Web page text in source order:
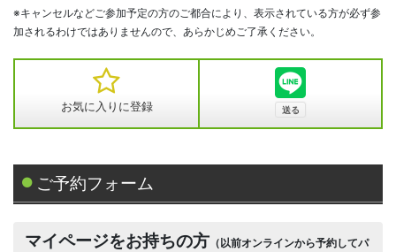
※キャンセルなどご参加予定の方のご都合により、表示されている方が必ず参
加されるわけではありませんので、あらかじめご了承ください。
お気に入りに登録
ご予約フォーム
マイページをお持ちの方 （以前オンラインから予約してパ